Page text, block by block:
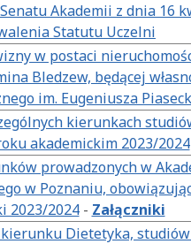
Akademii z dnia 16
Statutu Uczelni
w postaci
Bledzew, będącej
im. Eugeniusza
kierunkach
akademickim 2023/2024
prowadzonych w
w Poznaniu,
2023/2024- Załączniki
Dietetyka,